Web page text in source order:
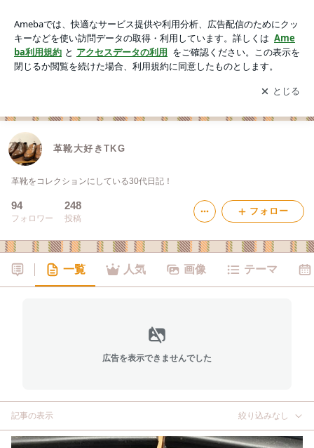
アプリをダウンロードして ブログの更新通知
を受け取りまし
ょう。
開く
革靴大好きTKG
革靴をコレクションにしている30代日記！
94
フォロワー
248
投稿
フォロー
一覧 人気 画像 テーマ
広告を表示できませんでした
記事の表示 絞り込みなし